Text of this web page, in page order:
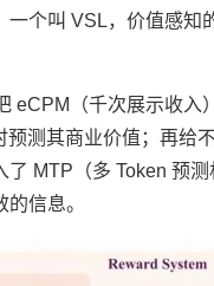
一个叫 VSL，价值感知
eCPM（千次展示收入
测其商业价值；再给
MTP（多 Token 预
信息。